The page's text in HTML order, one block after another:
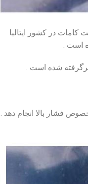
در کشور ایتالیا
است .
شده است .
فشار بالا انجام دهد .